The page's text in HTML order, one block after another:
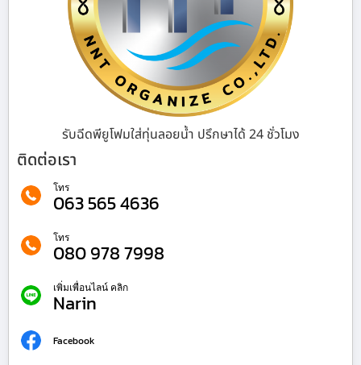
รับฉีดพียูโฟมใส่ทุ่นลอยน้ำ ปรึกษาได้ 24 ชั่วโมง
ติดต่อเรา
โทร
063 565 4636
โทร
080 978 7998
เพิ่มเพื่อนไลน์ คลิก
Narin
Facebook